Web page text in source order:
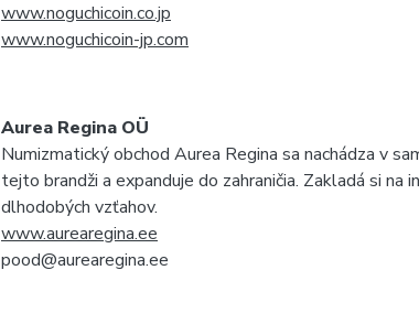
www.noguchicoin.co.jp
www.noguchicoin-jp.com
Aurea Regina OÜ
Numizmatický obchod Aurea Regina sa nachádza v
tejto brandži a expanduje do zahraničia. Zakladá si na
dlhodobých vzťahov.
www.aurearegina.ee
pood@aurearegina.ee